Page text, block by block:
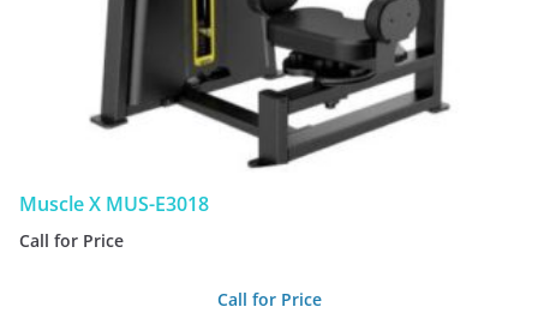
Muscle X MUS-E3018
Call for Price
Call for Price